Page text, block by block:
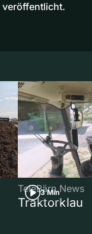
veröffentlicht.
3 Min
TeleBärn News
Traktorklau